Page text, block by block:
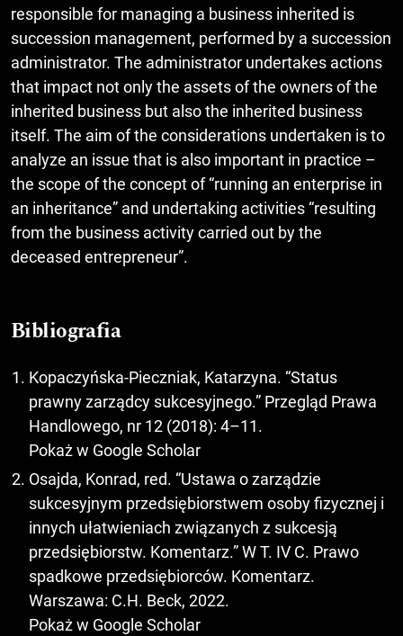
responsible for managing a business inherited is
succession management, performed by a succession
administrator. The administrator undertakes actions
that impact not only the assets of the owners of the
inherited business but also the inherited business
itself. The aim of the considerations undertaken is to
analyze an issue that is also important in practice –
the scope of the concept of “running an enterprise in
an inheritance” and undertaking activities “resulting
from the business activity carried out by the
deceased entrepreneur”.
Bibliografia
Kopaczyńska-Pieczniak, Katarzyna. “Status
prawny zarządcy sukcesyjnego.” Przegląd Prawa
Handlowego, nr 12 (2018): 4–11.
Pokaż w Google Scholar
Osajda, Konrad, red. “Ustawa o zarządzie
sukcesyjnym przedsiębiorstwem osoby fizycznej i
innych ułatwieniach związanych z sukcesją
przedsiębiorstw. Komentarz.” W T. IV C. Prawo
spadkowe przedsiębiorców. Komentarz.
Warszawa: C.H. Beck, 2022.
Pokaż w Google Scholar